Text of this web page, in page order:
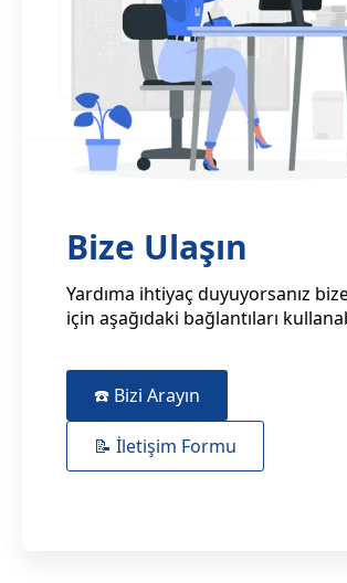
Bize Ulaşın
Yardıma ihtiyaç duyuyorsanız
için aşağıdaki bağlantıları
☎️ Bizi Arayın
📝 İletişim Formu